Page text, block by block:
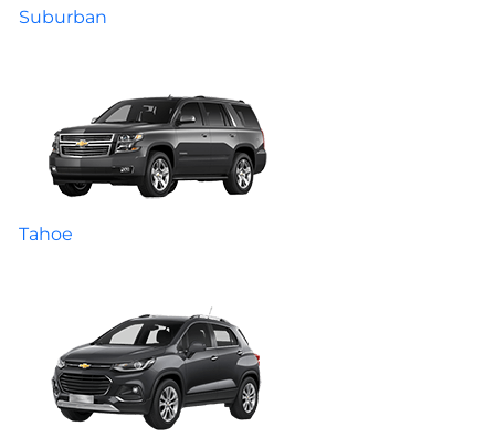
Suburban
Tahoe